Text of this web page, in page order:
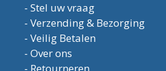
- Stel uw vraag
- Verzending & Bezorging
- Veilig Betalen
- Over ons